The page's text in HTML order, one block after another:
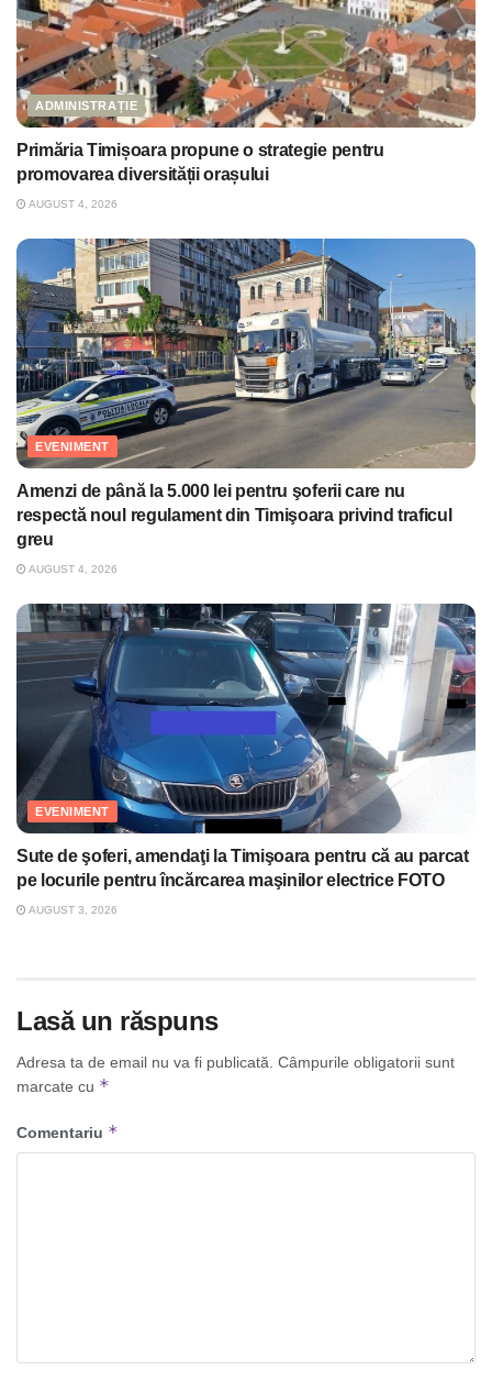
ADMINISTRAȚIE
Primăria Timișoara propune o strategie pentru
promovarea diversității orașului
AUGUST 4, 2026
EVENIMENT
Amenzi de până la 5.000 lei pentru şoferii care nu
respectă noul regulament din Timişoara privind traficul
greu
AUGUST 4, 2026
EVENIMENT
Sute de şoferi, amendaţi la Timişoara pentru că au parcat
pe locurile pentru încărcarea maşinilor electrice FOTO
AUGUST 3, 2026
Lasă un răspuns
Adresa ta de email nu va fi publicată. Câmpurile obligatorii sunt
marcate cu *
Comentariu *